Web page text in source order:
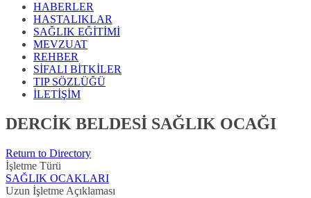
HABERLER
HASTALIKLAR
SAĞLIK EĞİTİMİ
MEVZUAT
REHBER
SİFALI BİTKİLER
TIP SÖZLÜĞÜ
İLETİŞİM
DERCİK BELDESİ SAĞLIK OCAĞI
Return to Directory
İşletme Türü
SAĞLIK OCAKLARI
Uzun İşletme Açıklaması